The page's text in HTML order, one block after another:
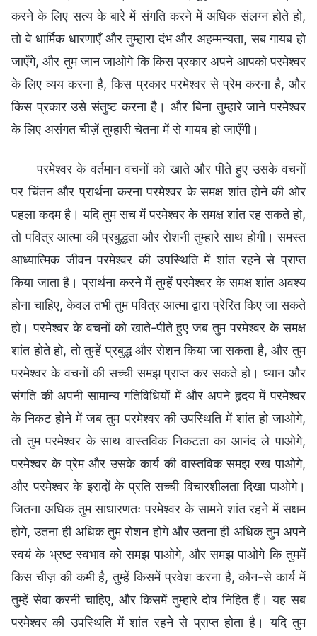
करने के लिए सत्य के बारे में संगति करने में अधिक संलग्न होते हो,
तो वे धार्मिक धारणाएँ और तुम्हारा दंभ और अहम्मन्यता, सब गायब हो
जाएँगे, और तुम जान जाओगे कि किस प्रकार अपने आपको परमेश्वर
के लिए व्यय करना है, किस प्रकार परमेश्वर से प्रेम करना है, और
किस प्रकार उसे संतुष्ट करना है। और बिना तुम्हारे जाने परमेश्वर
के लिए असंगत चीज़ें तुम्हारी चेतना में से गायब हो जाएँगी।
परमेश्वर के वर्तमान वचनों को खाते और पीते हुए उसके वचनों
पर चिंतन और प्रार्थना करना परमेश्वर के समक्ष शांत होने की ओर
पहला कदम है। यदि तुम सच में परमेश्वर के समक्ष शांत रह सकते हो,
तो पवित्र आत्मा की प्रबुद्धता और रोशनी तुम्हारे साथ होगी। समस्त
आध्यात्मिक जीवन परमेश्वर की उपस्थिति में शांत रहने से प्राप्त
किया जाता है। प्रार्थना करने में तुम्हें परमेश्वर के समक्ष शांत अवश्य
होना चाहिए, केवल तभी तुम पवित्र आत्मा द्वारा प्रेरित किए जा सकते
हो। परमेश्वर के वचनों को खाते-पीते हुए जब तुम परमेश्वर के समक्ष
शांत होते हो, तो तुम्हें प्रबुद्ध और रोशन किया जा सकता है, और तुम
परमेश्वर के वचनों की सच्ची समझ प्राप्त कर सकते हो। ध्यान और
संगति की अपनी सामान्य गतिविधियों में और अपने हृदय में परमेश्वर
के निकट होने में जब तुम परमेश्वर की उपस्थिति में शांत हो जाओगे,
तो तुम परमेश्वर के साथ वास्तविक निकटता का आनंद ले पाओगे,
परमेश्वर के प्रेम और उसके कार्य की वास्तविक समझ रख पाओगे,
और परमेश्वर के इरादों के प्रति सच्ची विचारशीलता दिखा पाओगे।
जितना अधिक तुम साधारणतः परमेश्वर के सामने शांत रहने में सक्षम
होगे, उतना ही अधिक तुम रोशन होगे और उतना ही अधिक तुम अपने
स्वयं के भ्रष्ट स्वभाव को समझ पाओगे, और समझ पाओगे कि तुममें
किस चीज़ की कमी है, तुम्हें किसमें प्रवेश करना है, कौन-से कार्य में
तुम्हें सेवा करनी चाहिए, और किसमें तुम्हारे दोष निहित हैं। यह सब
परमेश्वर की उपस्थिति में शांत रहने से प्राप्त होता है। यदि तुम